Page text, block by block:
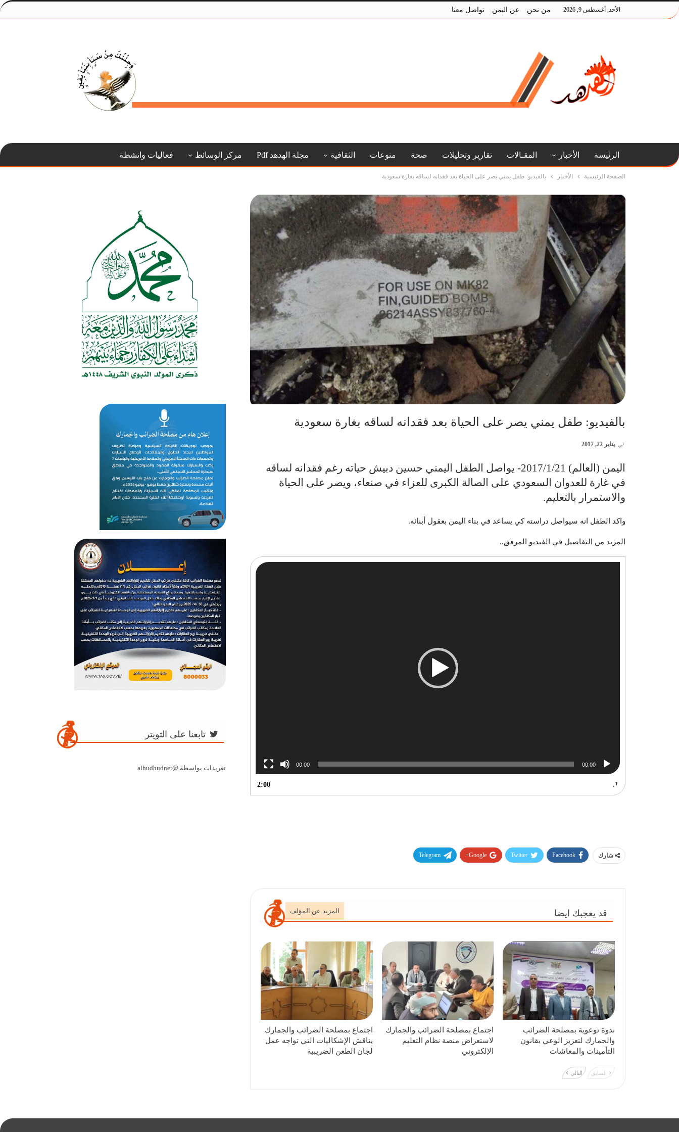
الأحد, أغسطس 9, 2026 من نحن عن اليمن تواصل معنا
الرئيسة الأخبار المقـالات تقارير وتحليلات صحة منوعات الثقافية مجلة الهدهد Pdf مركز الوسائط فعاليات وانشطة
الصفحة الرئيسية الأخبار بالفيديو: طفل يمني يصر على الحياة بعد فقدانه لساقه بغارة سعودية
بالفيديو: طفل يمني يصر على الحياة بعد فقدانه لساقه بغارة سعودية
في يناير 22, 2017
اليمن (العالم) 2017/1/21- يواصل الطفل اليمني حسين دبيش حياته رغم فقدانه لساقه
في غارة للعدوان السعودي على الصالة الكبرى للعزاء في صنعاء، ويصر على الحياة
والاستمرار بالتعليم.
واكد الطفل انه سيواصل دراسته كي يساعد في بناء اليمن بعقول أبنائه.
المزيد من التفاصيل في الفيديو المرفق..
00:00
00:00
1.
2:00
شارك Facebook
Twitter
Google+
Telegram
قد يعجبك ايضا المزيد عن المؤلف
ندوة توعوية بمصلحة الضرائب
والجمارك لتعزيز الوعي بقانون
التأمينات والمعاشات
اجتماع بمصلحة الضرائب والجمارك
لاستعراض منصة نظام التعليم
الإلكتروني
اجتماع بمصلحة الضرائب والجمارك
يناقش الإشكاليات التي تواجه عمل
لجان الطعن الضريبية
السابق التالي
تابعنا على التويتر
تغريدات بواسطة @alhudhudnet